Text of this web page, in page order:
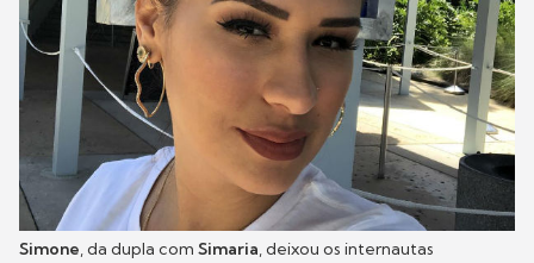
Simone, da dupla com Simaria, deixou os internautas